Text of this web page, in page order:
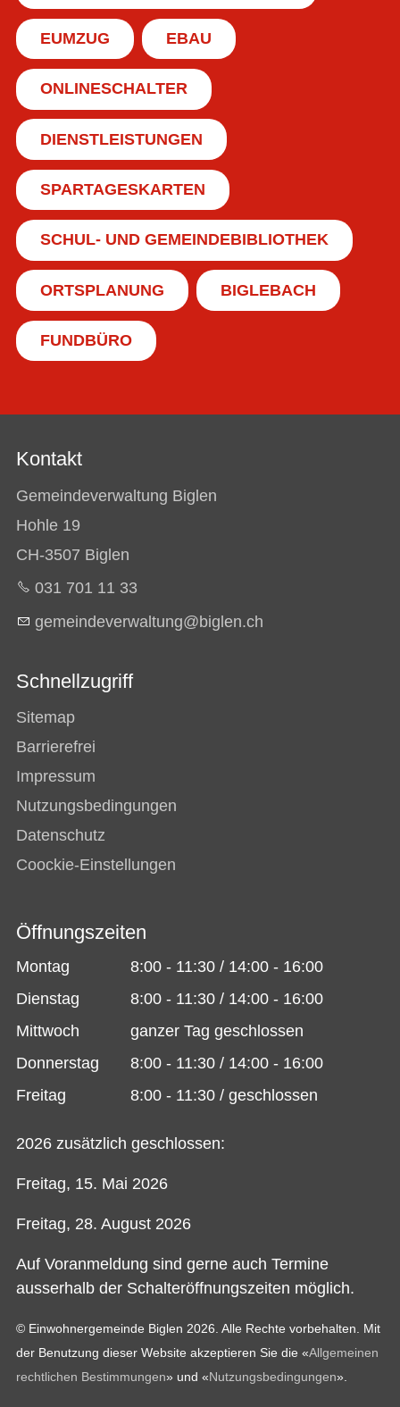
EUMZUG EBAU
ONLINESCHALTER
DIENSTLEISTUNGEN
SPARTAGESKARTEN
SCHUL- UND GEMEINDEBIBLIOTHEK
ORTSPLANUNG BIGLEBACH
FUNDBÜRO
Kontakt
Gemeindeverwaltung Biglen
Hohle 19
CH-3507 Biglen
031 701 11 33
g m nd v rw lt ng b gl n ch
Schnellzugriff
Sitemap
Barrierefrei
Impressum
Nutzungsbedingungen
Datenschutz
Coockie-Einstellungen
Öffnungszeiten
Montag
8:00 - 11:30 / 14:00 - 16:00
Dienstag
8:00 - 11:30 / 14:00 - 16:00
Mittwoch
ganzer Tag geschlossen
Donnerstag
8:00 - 11:30 / 14:00 - 16:00
Freitag
8:00 - 11:30 / geschlossen
2026 zusätzlich geschlossen:
Freitag, 15. Mai 2026
Freitag, 28. August 2026
Auf Voranmeldung sind gerne auch Termine
ausserhalb der Schalteröffnungszeiten möglich.
© Einwohnergemeinde Biglen 2026. Alle Rechte vorbehalten. Mit
der Benutzung dieser Website akzeptieren Sie die «Allgemeinen
rechtlichen Bestimmungen» und «Nutzungsbedingungen».